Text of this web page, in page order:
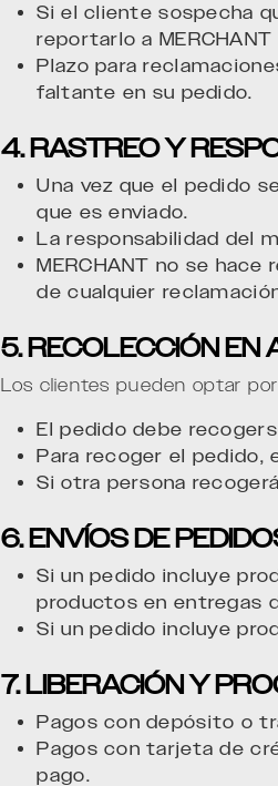
Si el cliente sospecha
reportarlo a
Plazo para
faltante en su pedido.
4. RASTREO Y
Una vez que el pedido
que es enviado.
La responsabilidad del
MERCHANT no se
de cualquier
5. RECOLECCIÓN
Los clientes pueden optar
El pedido debe
Para recoger el pedido,
Si otra persona
6. ENVÍOS DE
Si un pedido incluye
productos en entregas
Si un pedido incluye
7. LIBERACIÓN Y
Pagos con depósito o
Pagos con tarjeta de
pago.